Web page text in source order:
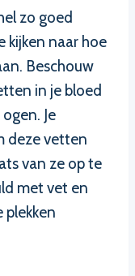
zo goed
kijken naar hoe
Beschouw
in je bloed
Je
deze vetten
van ze op te
met vet en
plekken